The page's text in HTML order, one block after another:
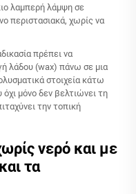
λαμπερή λάμψη σε
περιστασιακά, χωρίς να
πρέπει να
λάδου (wax) πάνω σε μια
στοιχεία κάτω
μόνο δεν βελτιώνει τη
την τοπική
νερό και με
τα